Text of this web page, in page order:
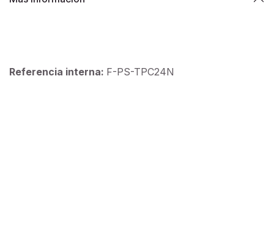
Referencia interna: F-PS-TPC24N